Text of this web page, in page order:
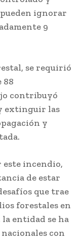
ignorar
9
se requirió
88
contribuyó
extinguir las
y
incendio,
de estar
que trae
forestales en
la entidad se ha
con